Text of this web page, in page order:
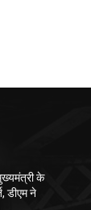
के
डीएम ने